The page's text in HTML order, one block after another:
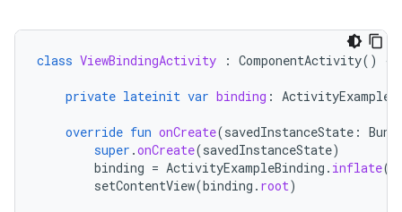
class ViewBindingActivity : ComponentActivity() {
private lateinit var binding :
override fun onCreate(savedInstanceState :
super .onCreate(savedInstanceState)
binding = ActivityExampleBinding . inflate(
setContentView(binding . root)